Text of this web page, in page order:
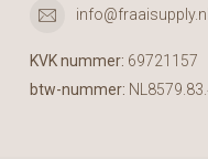
info@fraaisupply.nl
KVK nummer: 69721157
btw-nummer: